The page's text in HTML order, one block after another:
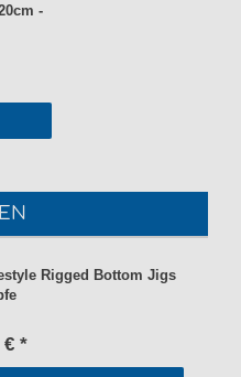
-
Rigged Bottom Jigs
€ *